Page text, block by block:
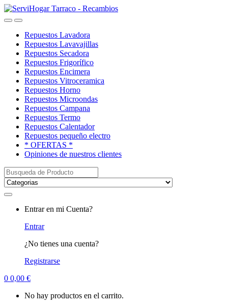
Saltar
a
saltar
al
OpenClose
Repuestos Lavadora
Repuestos Lavavajillas
Repuestos Secadora
Repuestos Frigorífico
Repuestos Encimera
Repuestos Vitroceramica
Repuestos Horno
Repuestos Microondas
Repuestos Campana
Repuestos Termo
Repuestos Calentador
Repuestos pequeño electro
* OFERTAS *
Opiniones de nuestros clientes
Buscar:
Entrar en mi Cuenta?
Entrar
¿No tienes una cuenta?
Registrarse
0 0,00 €
No hay productos en el carrito.